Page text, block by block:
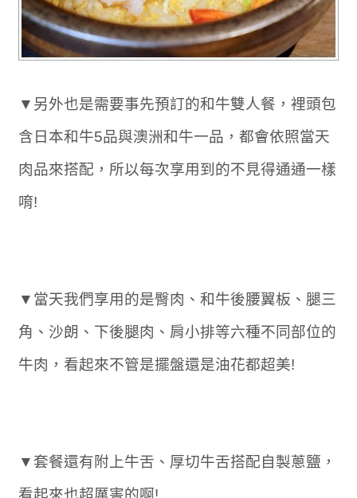
▼另外也是需要事先預訂的和牛雙人餐，裡頭包
含日本和牛5品與澳洲和牛一品，都會依照當天
肉品來搭配，所以每次享用到的不見得通通一樣
唷!
▼當天我們享用的是臀肉、和牛後腰翼板、腿三
角、沙朗、下後腿肉、肩小排等六種不同部位的
牛肉，看起來不管是擺盤還是油花都超美!
▼套餐還有附上牛舌、厚切牛舌搭配自製蔥鹽，
看起來也超厲害的啊!